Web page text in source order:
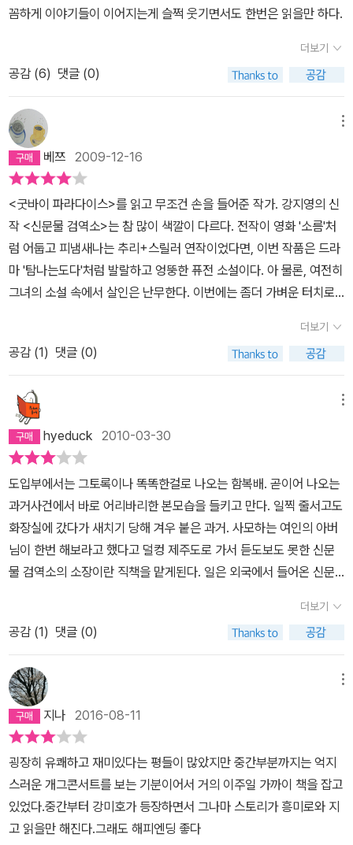
나는지 작가는 본능적으로 알고 있는 듯하다. 여기에 구수한 한국 특
쾌한 소설의 탄생을 알리고 있다. 소설 속에서 임시기관이었던 신문
물검역소가 신문물연구소로 거듭나고, 또 다른 귀화 네덜란드인 하멜
을 맞이하면서 끝날 때쯤, 그동안 희로애락을 함께해온 등장인물들과
어느새 정이 들었다는 사실에 새삼 놀랄지도 모른다. [나름 그럴 듯하
게 밝혀 적은 포복절도 신문물 보고서] 불아자 不?者 두 개의 볼록하
고 둥근 천을 이어 붙인 두건으로 아니 불, 높을 아, 놈 자자를 써 불아
자라 칭하였습니다. 서양 벼슬아치가 사용하던 관모로 추측되오며 관
리라 함은 모름지기 백성을 섬기는 낮은 자리의 사람이라는 뜻으로
불아자라 이름 지었습니다. 입수한 불아자는 봉이 두 개지만 고급 관
리일수록 봉의 개수가 늘어날 것으로 추측됩니다. 추후 외국에 사신
을 보낼 때 벼슬아치의 관모도 불아자로 바꾸심이 어떠한가 아룁니
다. 치설 痔? 항문에 질환이 있는 자가 사용하는 의료 용구로 추측되
는 도구입니다. 긴 막대의 끝에 짐승의 갈기로 보이는 뻣뻣한 털이 붙
문 주변을 잘 문지르자 치질이 완화되는 결과를 얻을 수 있었습니다.
심한 변비가 있는 아녀자나 찬 곳에서 장시간 둔부를 방치하는 상인
의 치질 예방에 사용이 가능하나 그 용도가 항문에 쓰이므로 타인의
도구를 공용하기는 곤란할 것으로 보입니다. 치질 치, 가죽 다룰 설자
를 써서 치설이라 명명하였습니다. 앞으로 가정 상비용품으로 보급하
는 것이 어떠한지 아뢰옵니다. 곤도미 困導? 연하고 얇은 가죽을 단
련해 만든 물건으로 반 자 정도 되는 길이입니다. 손가락 두 개가 들어
가면 조금 넉넉할 정도의 이 물건은 서양에서 바느질을 할 때 손가락
에 끼고 쓰던 골무로 추측되옵니다. 조선에서는 과부나 가난한 여인
네들이 생활고를 덜고자 삯바느질을 하는데, 이때 이 물건이 요긴하
곤도미라 이름 지었으며 이는 가난을 어루만진다는 뜻으로 궁핍한 생
활 속에서도 희망을 잃지 않고 살아가는 강인한 조선의 여인들을 달
래줄 귀한 물건이라 생각됩니다.
꼼하게 이야기들이 이어지는게 슬쩍 웃기면서도 한번은 읽을만 하다.
더보기
공감 (6) 댓글 (0)
베쯔 2009-12-16
<굿바이 파라다이스>를 읽고 무조건 손을 들어준 작가. 강지영의 신
작 <신문물 검역소>는 참 많이 색깔이 다르다. 전작이 영화 '소름'처
럼 어둡고 피냄새나는 추리+스릴러 연작이었다면, 이번 작품은 드라
마 '탐나는도다'처럼 발랄하고 엉뚱한 퓨전 소설이다. 아 물론, 여전히
그녀의 소설 속에서 살인은 난무한다. 이번에는 좀더 가벼운 터치로-
그에게는 어릴 적부터 연모하는 연지라는 아가씨가 있는데, 그녀의
마음은 어디 있는지 알 도리가 없고. 서양에서 보내온 희안한 물건들
의 정체를 밝히는 대수롭지 않은 업무를 하며, 네덜란드에서 표류된
서양인을 받아들여 한글도 가르치며 평화로운 날들을 보낸다. 그러던
중발생한 처녀 연속살인사건과 한양에서 파견된 암행어사 송일영. 살
인사건의 해결은 묘연한 가운데 좌충우돌하는 우리의 주인공 함복
배-소설 중반까지 작가는 특유의입담을 자랑하며 '브라자-불아자',
'코끼리-코길이' 이런 식으로 신문물을 우스꽝스럽게 해석해낸다. 소
설의 분위기는 딱 퓨전 사극. 그러다가 뒤로 가면서 살인과 기방 사건
등으로 분위기는 무겁고 칙칙해진다. 내게 더 재미있는 부분은 물론
이 뒷부분이었지만.단어를 잘 다루고 문장이 탄탄한 강지영 작가. 스
토리 또한 뭐 흠잡을 데 없이 탄탄하다. 앞부분의 '한번 걸지게 놀아
보자' 분위기는 개인적으로 그다지 맞지 않았지만. 다음 번에는 현대
를 배경으로 장편 추리소설 하나 써줬으면 한다.아래는 묘사가 무척
가 배어 있었다. 어린 고양이를 희롱할 떄, 막 걸음마를 시작하는 아이
를 독려할 때, 봄날 민들레 홀씨를 뜯어 낮잠이 든 동무의 코끝을 간질
일 때, 사춘기 시절의 내가 연지의 고아한 옆모습에 반해 첨벙, 고인
흙탕물에 자빠지면서도 히죽일 때처럼 그녀의 '어머나' 소리에는 세상
의 모든 귀엽고 대견하고 장난스럽고 아찔한순간이 깃든 것만 같았
다. -136P
더보기
공감 (1) 댓글 (0)
hyeduck 2010-03-30
도입부에서는 그토록이나 똑똑한걸로 나오는 함복배. 곧이어 나오는
과거사건에서 바로 어리바리한 본모습을 들키고 만다. 일찍 줄서고도
화장실에 갔다가 새치기 당해 겨우 붙은 과거. 사모하는 여인의 아버
님이 한번 해보라고 했다고 덜컹 제주도로 가서 듣도보도 못한 신문
물 검역소의 소장이란 직책을 맡게된다. 일은 외국에서 들어온 신문
던 일은 어느새 난파된 배에서 온 외국인과 자신의 정인을 넘보는 암
행어사, 사람을 죽이고 제주로 유배온 코끼리 등등의 등장인물들로
점점 꼬여만 간다. 암행어사는 툭하면 자신의 정인에게 추파를 던지
고 코끼리는 말썽만 부리고 연쇄살인사건은미궁에 빠져가고 어리바
리 처리하려고 한 일이 더 잘못되어 이제는 정인을 뺏길 처지에 놓이
고 말았는데. 과연 함복배는 연쇄살인사건을 해결하고 정인의 마음을
사로잡을 것인가.요즘 나오는 이른바 퓨전 사극을 소설로 옮긴듯한
내용이다. 처음 접하는 브래지어가 뭔지 몰라 머리에 쓰는건줄 알고
쓰고 다니고 외국인이 가르쳐줘도 도통 이해를 못하는 등등. 신문물
을 처음 접하면서 벌어지는 해프닝을 심각한 연쇄살인사건과 교묘하
게 엮어가는 솜씨가 참으로 뛰어나다. 모처럼 유쾌하게 읽은 한국작
더보기
공감 (1) 댓글 (0)
지나 2016-08-11
굉장히 유쾌하고 재미있다는 평들이 많았지만 중간부분까지는 억지
스러운 개그콘서트를 보는 기분이어서 거의 이주일 가까이 책을 잡고
있었다.중간부터 강미호가 등장하면서 그나마 스토리가 흥미로와 지
고 읽을만 해진다.그래도 해피엔딩 좋다